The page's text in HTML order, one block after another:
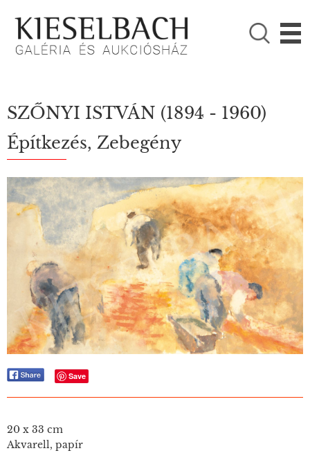

KÉRJÜK VÁLASSZON!
Festmények
SZŐNYI ISTVÁN (1894 - 1960)
Építkezés, Zebegény
Save
20 x 33 cm
Akvarell, papír